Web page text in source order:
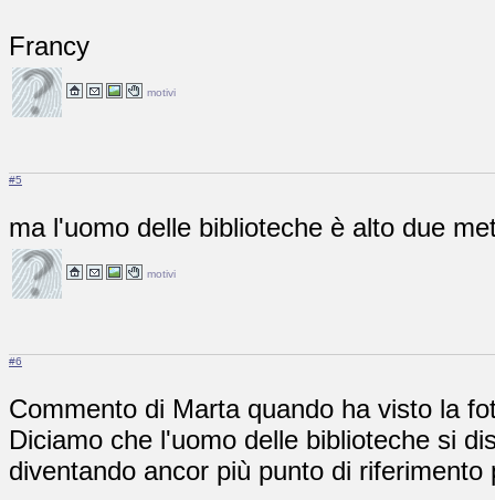
Francy
motivi
#5
ma l'uomo delle biblioteche è alto due
motivi
#6
Commento di Marta quando ha visto la
Diciamo che l'uomo delle biblioteche si
diventando ancor più punto di